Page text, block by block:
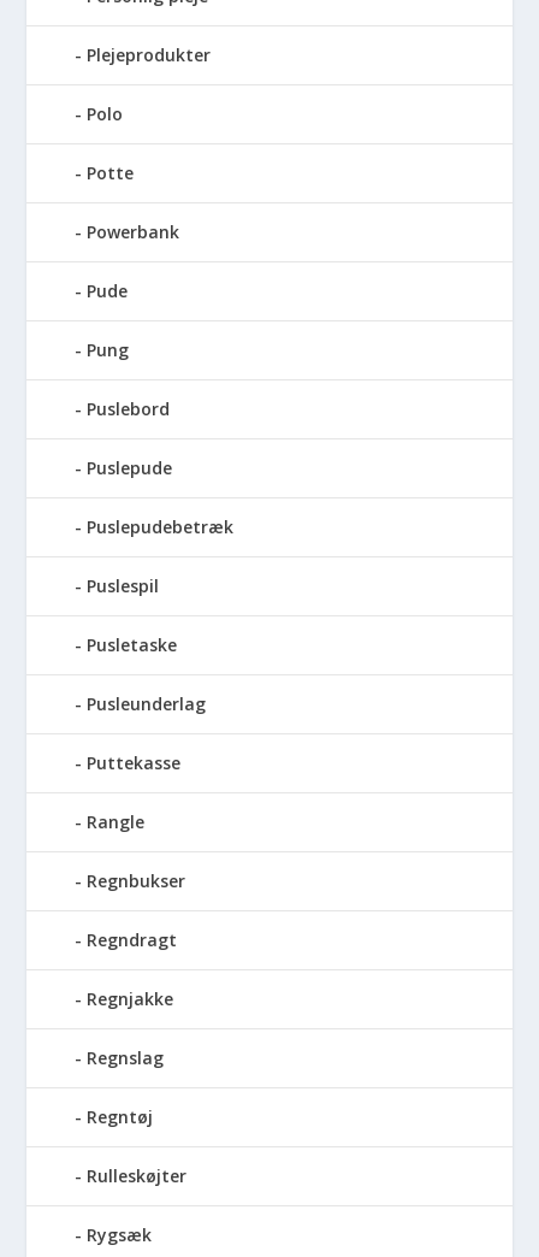
Plejeprodukter
Polo
Potte
Powerbank
Pude
Pung
Puslebord
Puslepude
Puslepudebetræk
Puslespil
Pusletaske
Pusleunderlag
Puttekasse
Rangle
Regnbukser
Regndragt
Regnjakke
Regnslag
Regntøj
Rulleskøjter
Rygsæk